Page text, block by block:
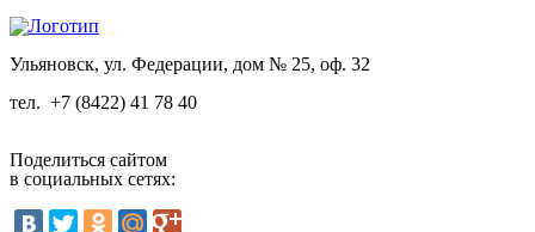
Ульяновск, ул. Федерации, дом № 25, оф. 32
тел. +7 (8422) 41 78 40
Поделиться сайтом
в социальных сетях: